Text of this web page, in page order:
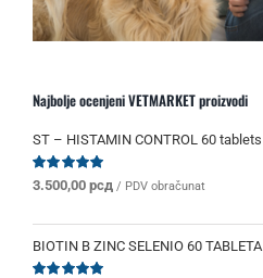
Najbolje ocenjeni VETMARKET proizvodi
ST – HISTAMIN CONTROL 60 tablets
Ocenjeno
od 5
3.500,00 рсд / PDV obračunat
BIOTIN B ZINC SELENIO 60 TABLETA